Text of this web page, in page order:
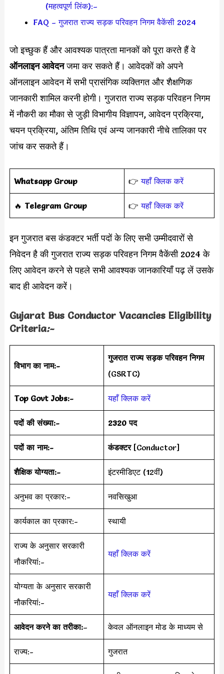
(महत्वपूर्ण लिंक):–
FAQ – गुजरात राज्य सड़क परिवहन निगम वैकेंसी 2024
जो इच्छुक हैं और आवश्यक पात्रता मानकों को पूरा करते हैं वे
ऑनलाइन आवेदनजमा कर सकते हैं। आवेदकों को अपने
ऑनलाइन आवेदन में सभी प्रासंगिक व्यक्तिगत और शैक्षणिक
जानकारी शामिल करनी होगी। गुजरात राज्य सड़क परिवहन निगम
में नौकरी का मौका से जुड़ी विभागीय विज्ञापन, आवेदन प्रक्रिया,
चयन प्रक्रिया, अंतिम तिथि एवं अन्य जानकारी नीचे तालिका पर
जांच कर सकते हैं।
Whatsapp Group 👉यहाँ क्लिक करें
‎️‍🔥 Telegram Group 👉यहाँ क्लिक करें
इन गुजरात बस कंडक्टर भर्ती पदों के लिए सभी उम्मीदवारों से
निवेदन है की गुजरात राज्य सड़क परिवहन निगम वैकेंसी 2024 के
लिए आवेदन करने से पहले सभी आवश्यक जानकारियाँ पढ़ लें उसके
बाद ही आवेदन करें।
Gujarat Bus Conductor Vacancies Eligibility
Criteria:-
विभाग का नाम:-
गुजरात राज्य सड़क परिवहन निगम
(GSRTC)
Top Govt Jobs:- यहाँ क्लिक करें
पदों की संख्या:- 2320 पद
पदों का नाम:- कंडक्टर [Conductor]
शैक्षिक योग्यता:- इंटरमीडिएट (12वीं)
अनुभव का प्रकार:- नवसिखुआ
कार्यकाल का प्रकार:- स्थायी
राज्य के अनुसार सरकारी
नौकरियां:-
यहाँ क्लिक करें
योग्यता के अनुसार सरकारी
नौकरियां:-
यहाँ क्लिक करें
आवेदन करने का तरीका:– केवल ऑनलाइन मोड के माध्यम से
राज्य:- गुजरात